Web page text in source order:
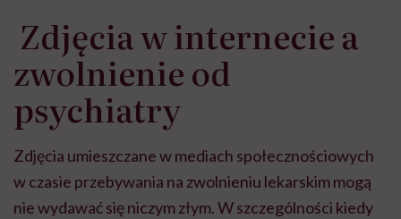
Zdjęcia w internecie a
zwolnienie od
psychiatry
Zdjęcia umieszczane w mediach społecznościowych
w czasie przebywania na zwolnieniu lekarskim mogą
nie wydawać się niczym złym. W szczególności kiedy